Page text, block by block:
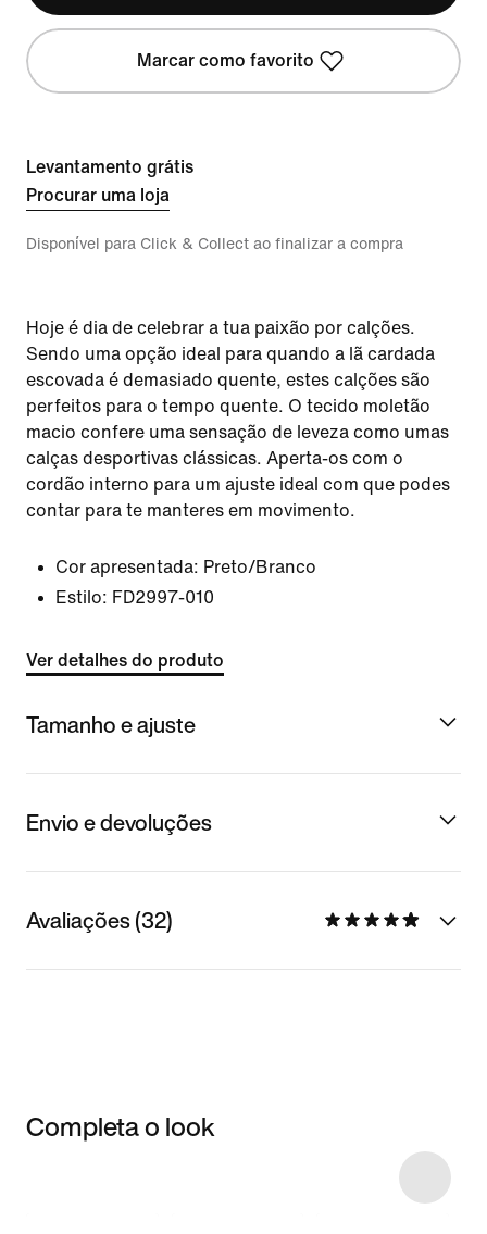
Marcar como favorito
Levantamento grátis
Procurar uma loja
Disponível para Click & Collect ao finalizar a compra
Hoje é dia de celebrar a tua paixão por calções.
Sendo uma opção ideal para quando a lã cardada
escovada é demasiado quente, estes calções são
perfeitos para o tempo quente. O tecido moletão
macio confere uma sensação de leveza como umas
calças desportivas clássicas. Aperta-os com o
cordão interno para um ajuste ideal com que podes
contar para te manteres em movimento.
Cor apresentada: Preto/Branco
Estilo: FD2997-010
Ver detalhes do produto
Tamanho e ajuste
Envio e devoluções
Avaliações (32)
Completa o look